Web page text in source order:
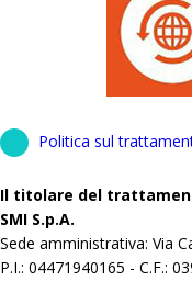
Politica sul
Il titolare del
SMI S.p.A.
Sede amministrativa: Via
P.I.: 04471940165 - C.F.: